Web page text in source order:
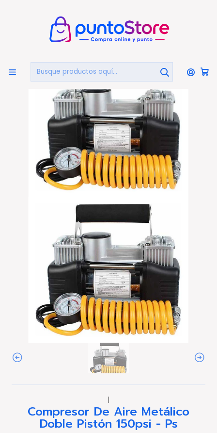
AUTOMOTRIZ Compresores De Aire
Compresor De Aire Metálico Doble Pistón 150psi - Ps
|
Compresor De Aire Metálico
Doble Pistón 150psi - Ps